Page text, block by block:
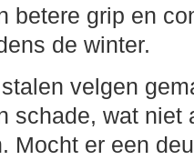
betere grip en
de winter.
velgen
schade, wat niet
Mocht er een